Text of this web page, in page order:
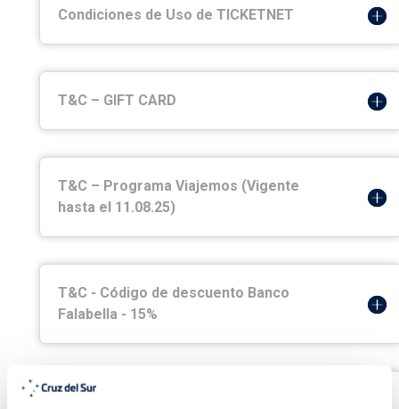
Condiciones de Uso de TICKETNET
T&C – GIFT CARD
T&C – Programa Viajemos (Vigente
hasta el 11.08.25)
T&C - Código de descuento Banco
Falabella - 15%